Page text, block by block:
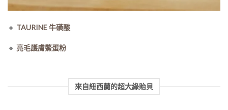
🔸 TAURINE 牛磺酸
🔸 亮毛護膚鱉蛋粉
來自紐西蘭的超大綠貽貝